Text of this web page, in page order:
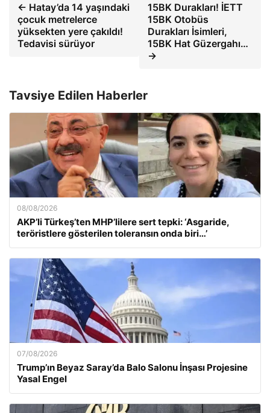
← Hatay’da 14 yaşındaki
çocuk metrelerce
yüksekten yere çakıldı!
Tedavisi sürüyor
15BK Durakları! İETT
15BK Otobüs
Durakları İsimleri,
15BK Hat Güzergahı…
→
Tavsiye Edilen Haberler
08/08/2026
AKP’li Türkeş’ten MHP’lilere sert tepki: ‘Asgaride,
teröristlere gösterilen toleransın onda biri…’
07/08/2026
Trump’ın Beyaz Saray’da Balo Salonu İnşası Projesine
Yasal Engel